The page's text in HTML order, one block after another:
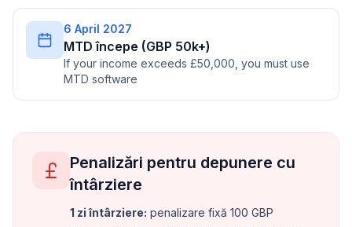
6 April 2027
MTD începe (GBP 50k+)
If your income exceeds £50,000, you must use
MTD software
Penalizări pentru depunere cu
întârziere
1 zi întârziere: penalizare fixă 100 GBP